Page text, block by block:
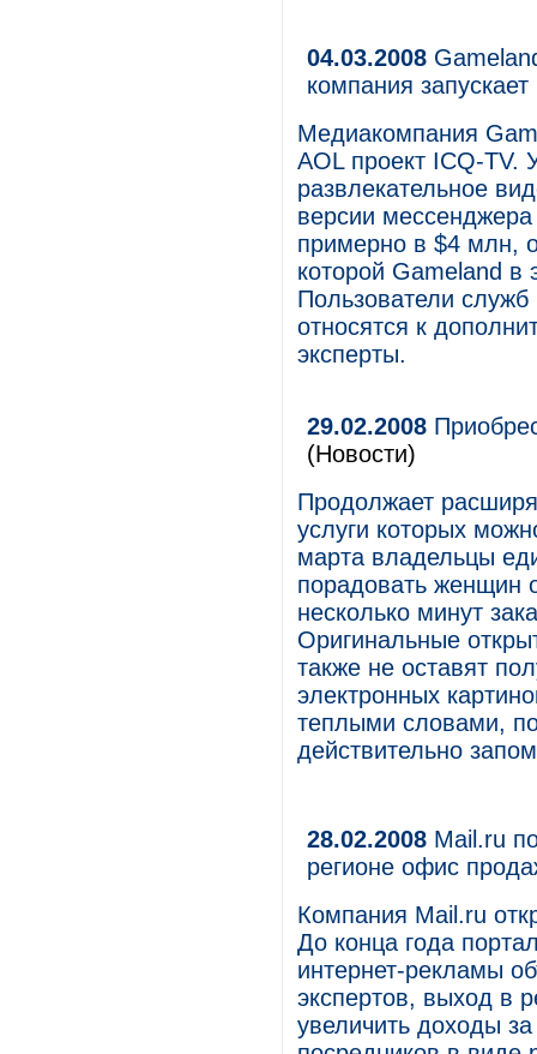
04.03.2008
компания
Медиакомпания
AOL проект ICQ-TV.
развлекательное
версии
примерно в $4 млн,
которой Gameland в
Пользователи
относятся к
эксперты.
29.02.2008
(Новости)
Продолжает
услуги которых
марта владельцы
порадовать женщин
несколько минут
Оригинальные
также не оставят
электронных
теплыми словами,
действительно
28.02.2008 Mail.ru
регионе офис
Компания Mail.ru
До конца года
интернет-рекламы
экспертов, выход в
увеличить доходы